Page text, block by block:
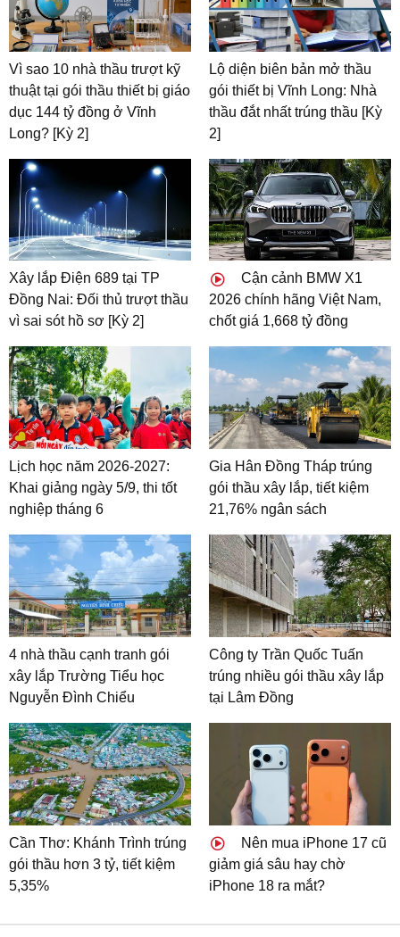
Vì sao 10 nhà thầu trượt kỹ
thuật tại gói thầu thiết bị giáo
dục 144 tỷ đồng ở Vĩnh
Long? [Kỳ 2]
Lộ diện biên bản mở thầu
gói thiết bị Vĩnh Long: Nhà
thầu đắt nhất trúng thầu [Kỳ
2]
Xây lắp Điện 689 tại TP
Đồng Nai: Đối thủ trượt thầu
vì sai sót hồ sơ [Kỳ 2]
Cận cảnh BMW X1
2026 chính hãng Việt Nam,
chốt giá 1,668 tỷ đồng
Lịch học năm 2026-2027:
Khai giảng ngày 5/9, thi tốt
nghiệp tháng 6
Gia Hân Đồng Tháp trúng
gói thầu xây lắp, tiết kiệm
21,76% ngân sách
4 nhà thầu cạnh tranh gói
xây lắp Trường Tiểu học
Nguyễn Đình Chiểu
Công ty Trần Quốc Tuấn
trúng nhiều gói thầu xây lắp
tại Lâm Đồng
Cần Thơ: Khánh Trình trúng
gói thầu hơn 3 tỷ, tiết kiệm
5,35%
Nên mua iPhone 17 cũ
giảm giá sâu hay chờ
iPhone 18 ra mắt?